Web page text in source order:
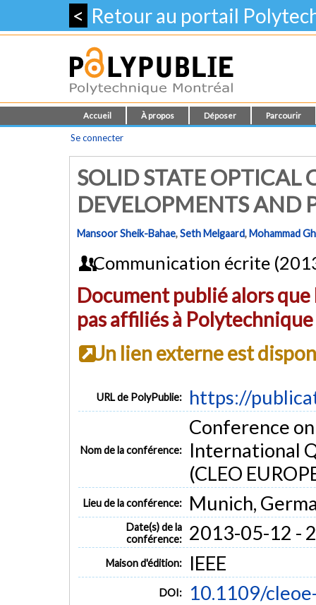
< Retour au portail
Accueil À propos Déposer Parcourir
Se connecter
SOLID STATE OPTICAL
DEVELOPMENTS AND
Mansoor Sheik-Bahae,Seth Melgaard,Mohammad
Communication écrite
Document publié alors
pas affiliés à
Un lien externe est
URL de PolyPublie: https://
Nom de la conférence:
Conference
International
(CLEO
Lieu de la conférence: Munich,
Date(s) de la
conférence:
2013-05-12 -
Maison d'édition: IEEE
DOI: 10.1109/